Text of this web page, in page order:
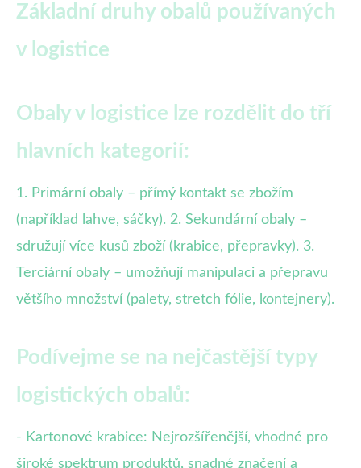
Základní druhy obalů používaných
v logistice
Obaly v logistice lze rozdělit do tří
hlavních kategorií:
1. Primární obaly – přímý kontakt se zbožím
(například lahve, sáčky). 2. Sekundární obaly –
sdružují více kusů zboží (krabice, přepravky). 3.
Terciární obaly – umožňují manipulaci a přepravu
většího množství (palety, stretch fólie, kontejnery).
Podívejme se na nejčastější typy
logistických obalů:
- Kartonové krabice: Nejrozšířenější, vhodné pro
široké spektrum produktů, snadné značení a